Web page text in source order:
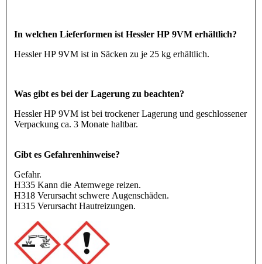
In welchen Lieferformen ist Hessler HP 9VM erhältlich?
Hessler HP 9VM ist in Säcken zu je 25 kg erhältlich.
Was gibt es bei der Lagerung zu beachten?
Hessler HP 9VM ist bei trockener Lagerung und geschlossener
Verpackung ca. 3 Monate haltbar.
Gibt es Gefahrenhinweise?
Gefahr.
H335 Kann die Atemwege reizen.
H318 Verursacht schwere Augenschäden.
H315 Verursacht Hautreizungen.